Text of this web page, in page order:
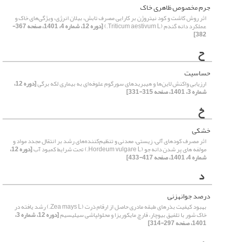
جرم مخصوص ظاهری خاک
اثر روش کاشت و کود نیتروژن بر کارایی مصرف تابش، بیلان انرژی، ویژگی‌های خاک و
عملکرد دانه گندم (Triticum aestivum L.) [دوره 12، شماره 4، 1401، صفحه 367-
382]
ح
حساسیت
ارزیابی واکنش لاین‌‌ها و هیبریدهای سورگوم علوفه‌‌ای به بیماری لکه برگی [دوره 12،
شماره 3، 1401، صفحه 315-331]
خ
خشکی
اثر مصرف کودهای آلی، زیستی، معدنی و تنظیم‌کننده‌های رشد بر انتقال مجدد مواد و
مولفه های پر شدن دانه جو (Hordeum vulgare L.) تحت شرایط کمبود آب [دوره 12،
شماره 4، 1401، صفحه 417-433]
د
درصد جوانه‏زنی
بهبود کیفیت بذرهای طبقه مادری حاصل از ارقام ذرت (Zea mays L.) رشد یافته در
خاک شور با تلفیق بیوچار، قارچ مایکوریزا و محلول‏پاشی سیلیسیم [دوره 12، شماره 3،
1401، صفحه 297-314]